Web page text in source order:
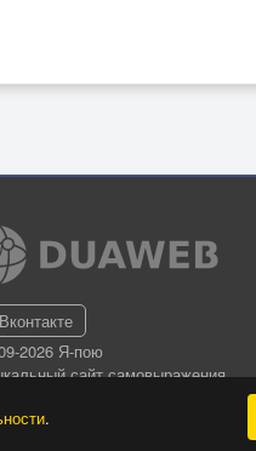
.
Вконтакте
2026 Я-пою
сайт самовыражения